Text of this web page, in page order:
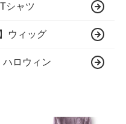
シャツ
ウィッグ
ハロウィン